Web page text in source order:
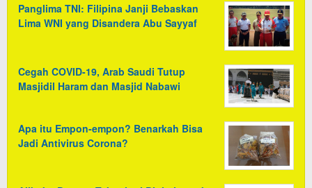
Panglima TNI: Filipina Janji Bebaskan
Lima WNI yang Disandera Abu Sayyaf
Cegah COVID-19, Arab Saudi Tutup
Masjidil Haram dan Masjid Nabawi
Apa itu Empon-empon? Benarkah Bisa
Jadi Antivirus Corona?